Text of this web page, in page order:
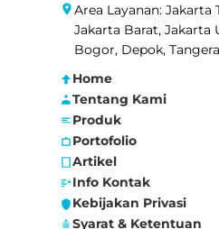
Area Layanan:
Jakarta Barat, Jakarta
Bogor, Depok,
Home
Tentang Kami
Produk
Portofolio
Artikel
Info Kontak
Kebijakan Privasi
Syarat & Ketentuan